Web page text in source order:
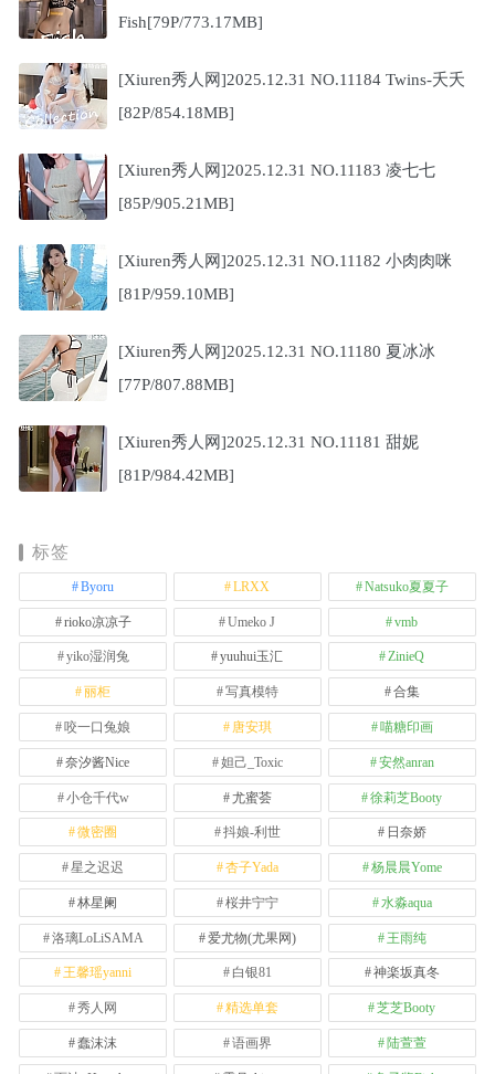
Fish[79P/773.17MB]
[Xiuren秀人网]2025.12.31 NO.11184 Twins-夭夭
[82P/854.18MB]
[Xiuren秀人网]2025.12.31 NO.11183 凌七七
[85P/905.21MB]
[Xiuren秀人网]2025.12.31 NO.11182 小肉肉咪
[81P/959.10MB]
[Xiuren秀人网]2025.12.31 NO.11180 夏冰冰
[77P/807.88MB]
[Xiuren秀人网]2025.12.31 NO.11181 甜妮
[81P/984.42MB]
标签
Byoru LRXX Natsuko夏夏子
rioko凉凉子 Umeko J vmb
yiko湿润兔 yuuhui玉汇 ZinieQ
丽柜 写真模特 合集
咬一口兔娘 唐安琪 喵糖印画
奈汐酱Nice 妲己_Toxic 安然anran
小仓千代w 尤蜜荟 徐莉芝Booty
微密圈 抖娘-利世 日奈娇
星之迟迟 杏子Yada 杨晨晨Yome
林星阑 桜井宁宁 水淼aqua
洛璃LoLiSAMA 爱尤物(尤果网) 王雨纯
王馨瑶yanni 白银81 神楽坂真冬
秀人网 精选单套 芝芝Booty
蠢沫沫 语画界 陆萱萱